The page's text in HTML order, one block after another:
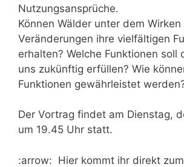
Nutzungsansprüche.
Können Wälder unter dem
Veränderungen ihre vielfältigen
erhalten? Welche Funktionen soll
uns zukünftig erfüllen? Wie
Funktionen gewährleistet
Der Vortrag findet am Dienstag,
um 19.45 Uhr statt.
:arrow: Hier kommt ihr direkt